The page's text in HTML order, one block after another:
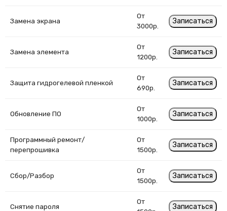
Замена экрана
От
3000р.
Записаться
Замена элемента
От
1200р.
Записаться
Защита гидрогелевой пленкой
От
690р.
Записаться
Обновление ПО
От
1000р.
Записаться
Программный ремонт/
перепрошивка
От
1500р.
Записаться
Сбор/Разбор
От
1500р.
Записаться
Снятие пароля
От
Записаться